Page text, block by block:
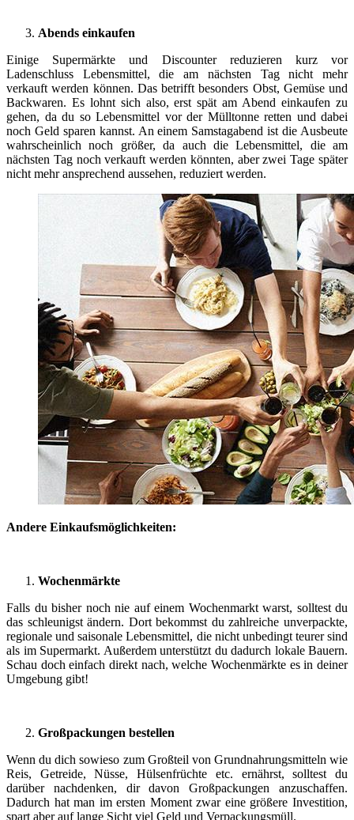
Abends einkaufen
Einige Supermärkte und Discounter reduzieren kurz vor
Ladenschluss Lebensmittel, die am nächsten Tag nicht mehr
verkauft werden können. Das betrifft besonders Obst, Gemüse und
Backwaren. Es lohnt sich also, erst spät am Abend einkaufen zu
gehen, da du so Lebensmittel vor der Mülltonne retten und dabei
noch Geld sparen kannst. An einem Samstagabend ist die Ausbeute
wahrscheinlich noch größer, da auch die Lebensmittel, die am
nächsten Tag noch verkauft werden könnten, aber zwei Tage später
nicht mehr ansprechend aussehen, reduziert werden.
Andere Einkaufsmöglichkeiten:
Wochenmärkte
Falls du bisher noch nie auf einem Wochenmarkt warst, solltest du
das schleunigst ändern. Dort bekommst du zahlreiche unverpackte,
regionale und saisonale Lebensmittel, die nicht unbedingt teurer sind
als im Supermarkt. Außerdem unterstützt du dadurch lokale Bauern.
Schau doch einfach direkt nach, welche Wochenmärkte es in deiner
Umgebung gibt!
Großpackungen bestellen
Wenn du dich sowieso zum Großteil von Grundnahrungsmitteln wie
Reis, Getreide, Nüsse, Hülsenfrüchte etc. ernährst, solltest du
darüber nachdenken, dir davon Großpackungen anzuschaffen.
Dadurch hat man im ersten Moment zwar eine größere Investition,
spart aber auf lange Sicht viel Geld und Verpackungsmüll.